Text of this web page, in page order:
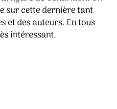
sur cette dernière tant
et des auteurs. En tous
intéressant.